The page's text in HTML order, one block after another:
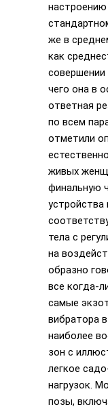
настроению
же в
как
чего она в
ответная
по всем
отметили
живых
финальную
тела с
на
образно
все когда-
самые
вибратора
наиболее
зон с
легкое
нагрузок.
позы,